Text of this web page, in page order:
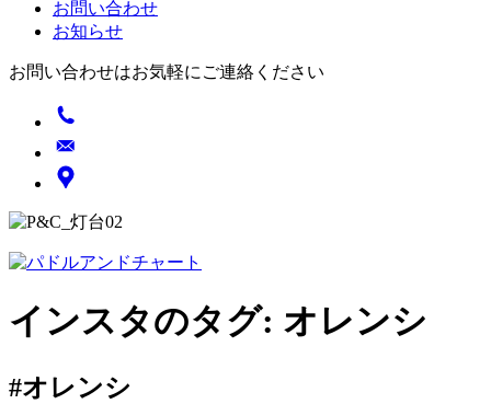
お問い合わせ
お知らせ
お問い合わせはお気軽にご連絡ください
インスタのタグ: オレンシ
#オレンシ